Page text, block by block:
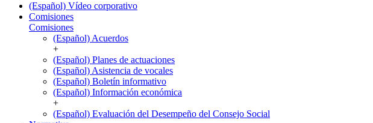
(Español) Vídeo corporativo
Comisiones
Comisiones
(Español) Acuerdos
+
(Español) Planes de actuaciones
(Español) Asistencia de vocales
(Español) Boletín informativo
(Español) Información económica
+
(Español) Evaluación del Desempeño del Consejo Social